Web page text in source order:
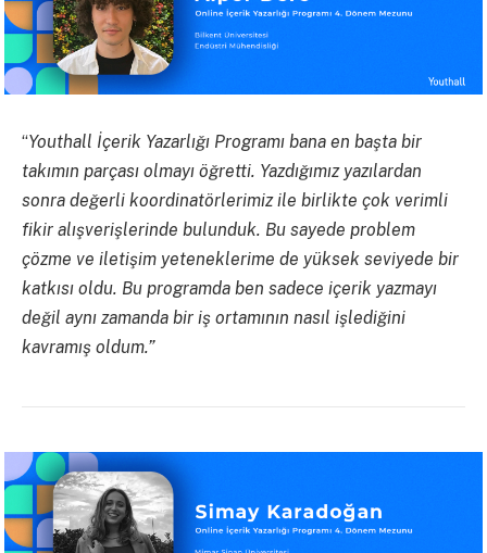
“Youthall İçerik Yazarlığı Programı bana en başta bir
takımın parçası olmayı öğretti. Yazdığımız yazılardan
sonra değerli koordinatörlerimiz ile birlikte çok verimli
fikir alışverişlerinde bulunduk. Bu sayede problem
çözme ve iletişim yeteneklerime de yüksek seviyede bir
katkısı oldu. Bu programda ben sadece içerik yazmayı
değil aynı zamanda bir iş ortamının nasıl işlediğini
kavramış oldum.”